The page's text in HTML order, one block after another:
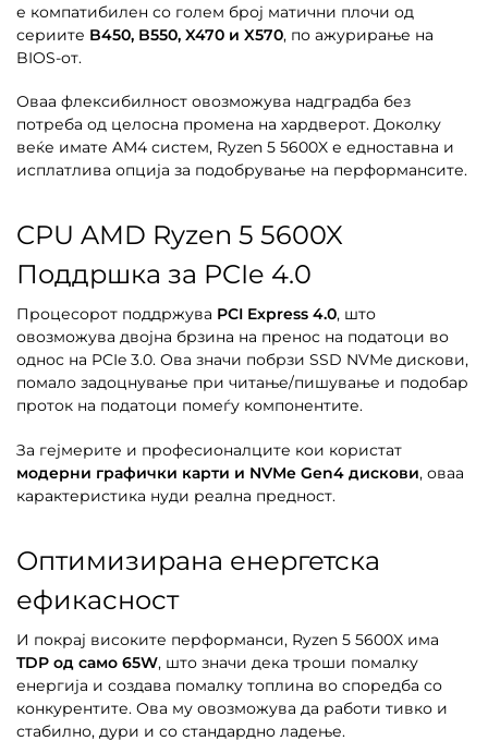
е компатибилен со голем број матични плочи од
сериите B450, B550, X470 и X570, по ажурирање на
BIOS-от.
Оваа флексибилност овозможува надградба без
потреба од целосна промена на хардверот. Доколку
веќе имате AM4 систем, Ryzen 5 5600X е едноставна и
исплатлива опција за подобрување на перформансите.
CPU AMD Ryzen 5 5600X
Поддршка за PCIe 4.0
Процесорот поддржува PCI Express 4.0, што
овозможува двојна брзина на пренос на податоци во
однос на PCIe 3.0. Ова значи побрзи SSD NVMe дискови,
помало задоцнување при читање/пишување и подобар
проток на податоци помеѓу компонентите.
За гејмерите и професионалците кои користат
модерни графички карти и NVMe Gen4 дискови, оваа
карактеристика нуди реална предност.
Оптимизирана енергетска
ефикасност
И покрај високите перформанси, Ryzen 5 5600X има
TDP од само 65W, што значи дека троши помалку
енергија и создава помалку топлина во споредба со
конкурентите. Ова му овозможува да работи тивко и
стабилно, дури и со стандардно ладење.